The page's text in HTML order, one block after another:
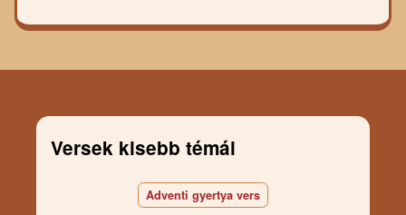
Versek kisebb témái
Adventi gyertya vers